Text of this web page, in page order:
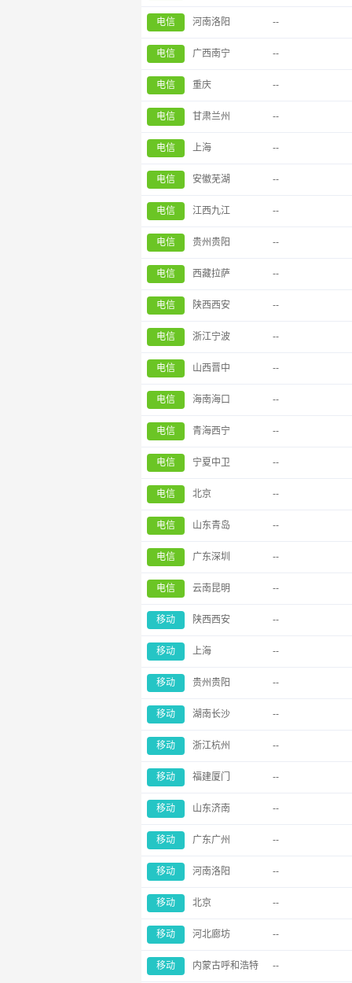
电信 河南洛阳 --
电信 广西南宁 --
电信 重庆 --
电信 甘肃兰州 --
电信 上海 --
电信 安徽芜湖 --
电信 江西九江 --
电信 贵州贵阳 --
电信 西藏拉萨 --
电信 陕西西安 --
电信 浙江宁波 --
电信 山西晋中 --
电信 海南海口 --
电信 青海西宁 --
电信 宁夏中卫 --
电信 北京 --
电信 山东青岛 --
电信 广东深圳 --
电信 云南昆明 --
移动 陕西西安 --
移动 上海 --
移动 贵州贵阳 --
移动 湖南长沙 --
移动 浙江杭州 --
移动 福建厦门 --
移动 山东济南 --
移动 广东广州 --
移动 河南洛阳 --
移动 北京 --
移动 河北廊坊 --
移动 内蒙古呼和浩特 --